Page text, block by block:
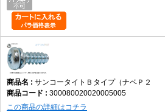
サンコータイトＢタイプ（ナベＰ２
300080020020005005
この商品の詳細はコチラ